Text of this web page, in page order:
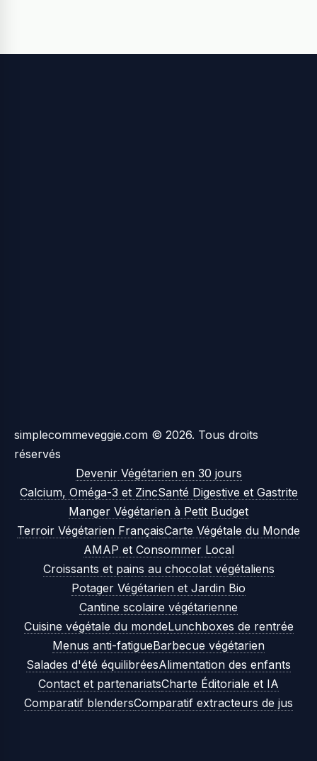
simplecommeveggie.com © 2026. Tous droits
réservés
Devenir Végétarien en 30 jours
Calcium, Oméga-3 et ZincSanté Digestive et Gastrite
Manger Végétarien à Petit Budget
Terroir Végétarien FrançaisCarte Végétale du Monde
AMAP et Consommer Local
Croissants et pains au chocolat végétaliens
Potager Végétarien et Jardin Bio
Cantine scolaire végétarienne
Cuisine végétale du mondeLunchboxes de rentrée
Menus anti-fatigueBarbecue végétarien
Salades d'été équilibréesAlimentation des enfants
Contact et partenariatsCharte Éditoriale et IA
Comparatif blendersComparatif extracteurs de jus